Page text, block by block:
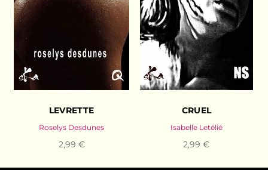
LEVRETTE
Roselys Desdunes
2,99 €
CRUEL
Isabelle Letélié
2,99 €